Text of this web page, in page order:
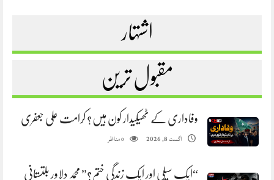
اشتہار
مقبول ترین
وفاداری کے ٹھیکیدار کون ہیں؟ کرامت علی جعفری
اگست 8, 2026 0مناظر
“ایک سپلی اور ایک زندگی ختم؟” محمد دلاور بلتستانی